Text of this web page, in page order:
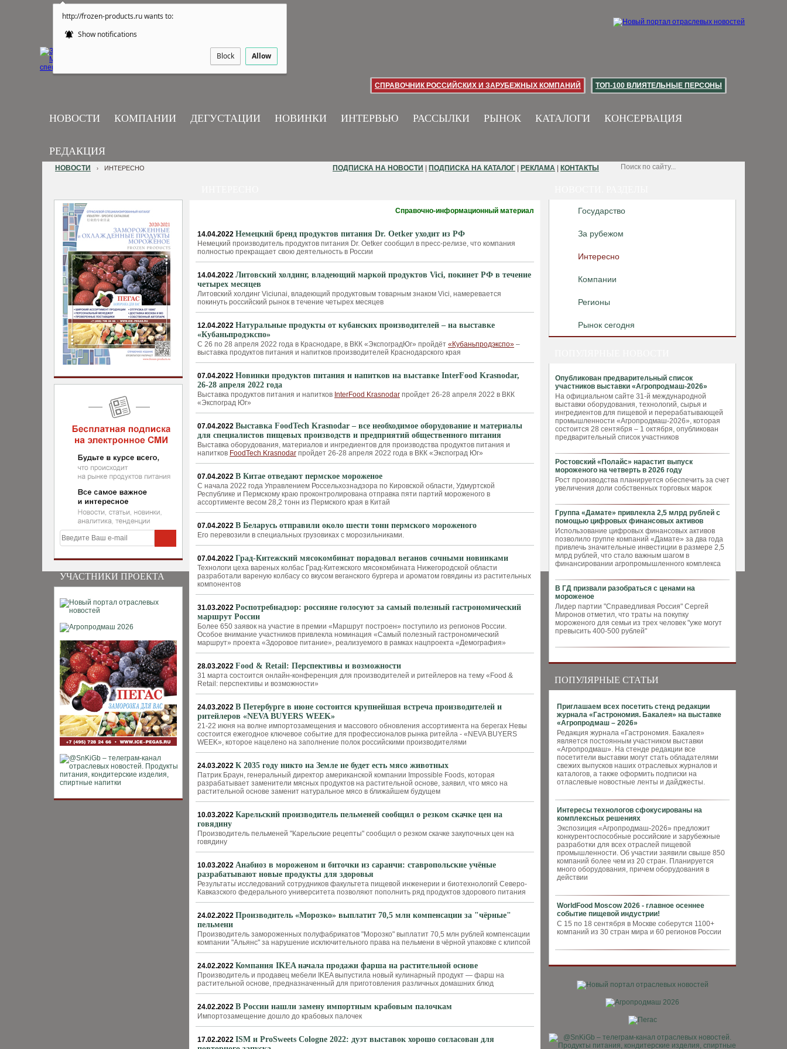
http://frozen-products.ru wants to:
Show notifications
Block Allow
СПРАВОЧНИК РОССИЙСКИХ И ЗАРУБЕЖНЫХ КОМПАНИЙ ТОП-100 ВЛИЯТЕЛЬНЫЕ ПЕРСОНЫ
НОВОСТИ КОМПАНИИ ДЕГУСТАЦИИ НОВИНКИ ИНТЕРВЬЮ РАССЫЛКИ РЫНОК КАТАЛОГИ КОНСЕРВАЦИЯ
РЕДАКЦИЯ
УЧАСТНИКИ ПРОЕКТА
Государство
За рубежом
Интересно
Компании
Регионы
Рынок сегодня
Опубликован предварительный список
участников выставки «Агропродмаш-2026»
На официальном сайте 31-й международной
выставки оборудования, технологий, сырья и
ингредиентов для пищевой и перерабатывающей
промышленности «Агропродмаш-2026», которая
состоится 28 сентября – 1 октября, опубликован
предварительный список участников
Ростовский «Полайс» нарастит выпуск
мороженого на четверть в 2026 году
Рост производства планируется обеспечить за счет
увеличения доли собственных торговых марок
Группа «Дамате» привлекла 2,5 млрд рублей с
помощью цифровых финансовых активов
Использование цифровых финансовых активов
позволило группе компаний «Дамате» за два года
привлечь значительные инвестиции в размере 2,5
млрд рублей, что стало важным шагом в
финансировании агропромышленного комплекса
В ГД призвали разобраться с ценами на
мороженое
Лидер партии "Справедливая Россия" Сергей
Миронов отметил, что траты на покупку
мороженого для семьи из трех человек "уже могут
превысить 400-500 рублей"
ПОПУЛЯРНЫЕ СТАТЬИ
Приглашаем всех посетить стенд редакции
журнала «Гастрономия. Бакалея» на выставке
«Агропродмаш – 2026»
Редакция журнала «Гастрономия. Бакалея»
является постоянным участником выставки
«Агропродмаш». На стенде редакции все
посетители выставки могут стать обладателями
свежих выпусков наших отраслевых журналов и
каталогов, а также оформить подписки на
отласлевые новостные ленты и дайджесты.
Интересы технологов сфокусированы на
комплексных решениях
Экспозиция «Агропродмаш-2026» предложит
конкурентоспособные российские и зарубежные
разработки для всех отраслей пищевой
промышленности. Об участии заявили свыше 850
компаний более чем из 20 стран. Планируется
много оборудования, причем оборудования в
действии
WorldFood Moscow 2026 - главное осеннее
событие пищевой индустрии!
С 15 по 18 сентября в Москве соберутся 1100+
компаний из 30 стран мира и 60 регионов России
НОВОСТИ › ИНТЕРЕСНО ПОДПИСКА НА НОВОСТИ ПОДПИСКА НА КАТАЛОГ РЕКЛАМА КОНТАКТЫ
Справочно-информационный материал
14.04.2022 Немецкий бренд продуктов питания Dr. Oetker уходит из РФ
Немецкий производитель продуктов питания Dr. Oetker сообщил в пресс-релизе, что компания
полностью прекращает свою деятельность в России
14.04.2022 Литовский холдинг, владеющий маркой продуктов Vici, покинет РФ в течение
четырех месяцев
Литовский холдинг Viciunai, владеющий продуктовым товарным знаком Vici, намеревается
покинуть российский рынок в течение четырех месяцев
12.04.2022 Натуральные продукты от кубанских производителей – на выставке
«Кубаньпродэкспо»
С 26 по 28 апреля 2022 года в Краснодаре, в ВКК «ЭкспоградЮг» пройдёт «Кубаньпродэкспо» –
выставка продуктов питания и напитков производителей Краснодарского края
07.04.2022 Новинки продуктов питания и напитков на выставке InterFood Krasnodar,
26-28 апреля 2022 года
Выставка продуктов питания и напитков InterFood Krasnodar пройдет 26-28 апреля 2022 в ВКК
«Экспоград Юг»
07.04.2022 Выставка FoodTech Krasnodar – все необходимое оборудование и материалы
для специалистов пищевых производств и предприятий общественного питания
Выставка оборудования, материалов и ингредиентов для производства продуктов питания и
напитков FoodTech Krasnodar пройдет 26-28 апреля 2022 года в ВКК «Экспоград Юг»
07.04.2022 В Китае отведают пермское мороженое
С начала 2022 года Управлением Россельхознадзора по Кировской области, Удмуртской
Республике и Пермскому краю проконтролирована отправка пяти партий мороженого в
ассортименте весом 28,2 тонн из Пермского края в Китай
07.04.2022 В Беларусь отправили около шести тонн пермского мороженого
Его перевозили в специальных грузовиках с морозильниками.
07.04.2022 Град-Китежский мясокомбинат порадовал веганов сочными новинками
Технологи цеха вареных колбас Град-Китежского мясокомбината Нижегородской области
разработали вареную колбасу со вкусом веганского бургера и ароматом говядины из растительных
компонентов
31.03.2022 Роспотребнадзор: россияне голосуют за самый полезный гастрономический
маршрут России
Более 650 заявок на участие в премии «Маршрут построен» поступило из регионов России.
Особое внимание участников привлекла номинация «Самый полезный гастрономический
маршрут» проекта «Здоровое питание», реализуемого в рамках нацпроекта «Демография»
28.03.2022 Food & Retail: Перспективы и возможности
31 марта состоится онлайн-конференция для производителей и ритейлеров на тему «Food &
Retail: перспективы и возможности»
24.03.2022 В Петербурге в июне состоится крупнейшая встреча производителей и
ритейлеров «NEVA BUYERS WEEK»
21-22 июня на волне импортозамещения и массового обновления ассортимента на берегах Невы
состоится ежегодное ключевое событие для профессионалов рынка ритейла - «NEVA BUYERS
WEEK», которое нацелено на заполнение полок российскими производителями
24.03.2022 К 2035 году никто на Земле не будет есть мясо животных
Патрик Браун, генеральный директор американской компании Impossible Foods, которая
разрабатывает заменители мясных продуктов на растительной основе, заявил, что мясо на
растительной основе заменит натуральное мясо в ближайшем будущем
10.03.2022 Карельский производитель пельменей сообщил о резком скачке цен на
говядину
Производитель пельменей "Карельские рецепты" сообщил о резком скачке закупочных цен на
говядину
10.03.2022 Анабиоз в мороженом и биточки из саранчи: ставропольские учёные
разрабатывают новые продукты для здоровья
Результаты исследований сотрудников факультета пищевой инженерии и биотехнологий Северо-
Кавказского федерального университета позволяют пополнить ряд продуктов здорового питания
24.02.2022 Производитель «Морозко» выплатит 70,5 млн компенсации за "чёрные"
пельмени
Производитель замороженных полуфабрикатов "Морозко" выплатит 70,5 млн рублей компенсации
компании "Альянс" за нарушение исключительного права на пельмени в чёрной упаковке с клипсой
24.02.2022 Компания IKEA начала продажи фарша на растительной основе
Производитель и продавец мебели IKEA выпустила новый кулинарный продукт — фарш на
растительной основе, предназначенный для приготовления различных домашних блюд
24.02.2022 В России нашли замену импортным крабовым палочкам
Импортозамещение дошло до крабовых палочек
17.02.2022 ISM и ProSweets Cologne 2022: дуэт выставок хорошо согласован для